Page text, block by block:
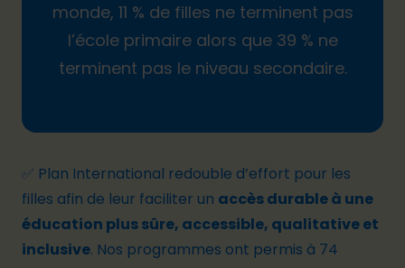
monde, 11 % de filles ne terminent pas
l’école primaire alors que 39 % ne
terminent pas le niveau secondaire.
✅ Plan International redouble d’effort pour les
filles afin de leur faciliter un accès durable à une
éducation plus sûre, accessible, qualitative et
inclusive. Nos programmes ont permis à 74